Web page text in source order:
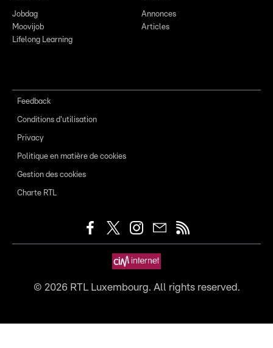
Jobdag
Moovijob
Lifelong Learning
Annonces
Articles
Feedback
Conditions d'utilisation
Privacy
Politique en matière de cookies
Gestion des cookies
Charte RTL
© 2026RTL Luxembourg. All rights reserved.